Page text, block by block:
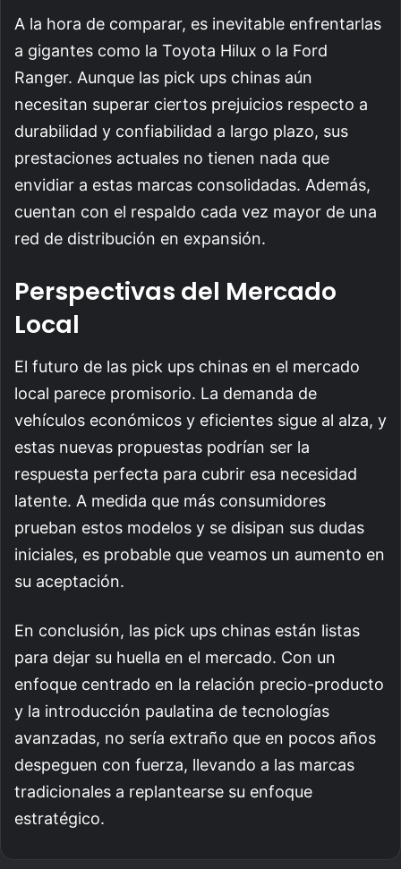
A la hora de comparar, es inevitable enfrentarlas
a gigantes como la Toyota Hilux o la Ford
Ranger. Aunque las pick ups chinas aún
necesitan superar ciertos prejuicios respecto a
durabilidad y confiabilidad a largo plazo, sus
prestaciones actuales no tienen nada que
envidiar a estas marcas consolidadas. Además,
cuentan con el respaldo cada vez mayor de una
red de distribución en expansión.
Perspectivas del Mercado
Local
El futuro de las pick ups chinas en el mercado
local parece promisorio. La demanda de
vehículos económicos y eficientes sigue al alza, y
estas nuevas propuestas podrían ser la
respuesta perfecta para cubrir esa necesidad
latente. A medida que más consumidores
prueban estos modelos y se disipan sus dudas
iniciales, es probable que veamos un aumento en
su aceptación.
En conclusión, las pick ups chinas están listas
para dejar su huella en el mercado. Con un
enfoque centrado en la relación precio-producto
y la introducción paulatina de tecnologías
avanzadas, no sería extraño que en pocos años
despeguen con fuerza, llevando a las marcas
tradicionales a replantearse su enfoque
estratégico.